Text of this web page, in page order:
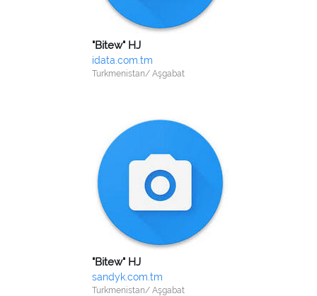
"Bitew" HJ
idata.com.tm
Turkmenistan/ Aşgabat
"Bitew" HJ
sandyk.com.tm
Turkmenistan/ Aşgabat